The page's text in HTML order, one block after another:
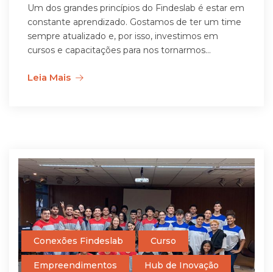
Um dos grandes princípios do Findeslab é estar em
constante aprendizado. Gostamos de ter um time
sempre atualizado e, por isso, investimos em
cursos e capacitações para nos tornarmos...
Leia Mais
Conexões Findeslab Curso
Empreendimentos Hub de Inovação